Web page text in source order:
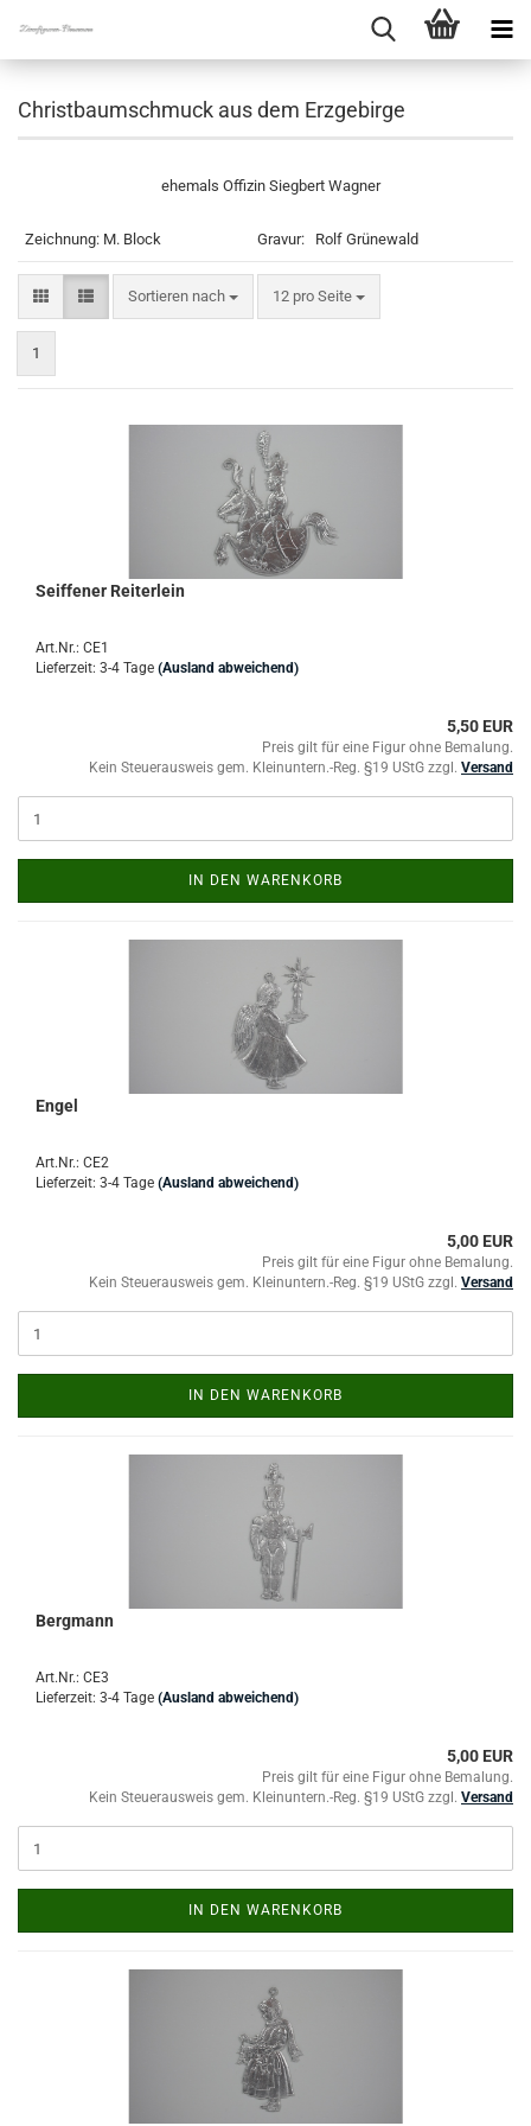
Christbaumschmuck aus dem Erzgebirge
ehemals Offizin Siegbert Wagner
Zeichnung: M. Block Gravur: Rolf Grünewald
Sortieren nach
Sortieren nach 12 pro Seite
pro Seite
1
Seiffener Reiterlein
Art.Nr.: CE1
Lieferzeit: 3-4 Tage (Ausland abweichend)
5,50 EUR
Preis gilt für eine Figur ohne Bemalung.
Kein Steuerausweis gem. Kleinuntern.-Reg. §19 UStG zzgl. Versand
IN DEN WARENKORB
Engel
Art.Nr.: CE2
Lieferzeit: 3-4 Tage (Ausland abweichend)
5,00 EUR
Preis gilt für eine Figur ohne Bemalung.
Kein Steuerausweis gem. Kleinuntern.-Reg. §19 UStG zzgl. Versand
IN DEN WARENKORB
Bergmann
Art.Nr.: CE3
Lieferzeit: 3-4 Tage (Ausland abweichend)
5,00 EUR
Preis gilt für eine Figur ohne Bemalung.
Kein Steuerausweis gem. Kleinuntern.-Reg. §19 UStG zzgl. Versand
IN DEN WARENKORB